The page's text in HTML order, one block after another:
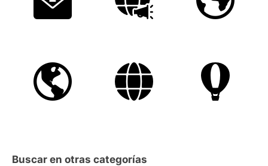
Buscar en otras categorías